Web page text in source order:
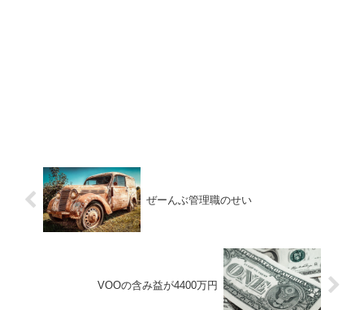
ぜーんぶ管理職のせい
VOOの含み益が4400万円